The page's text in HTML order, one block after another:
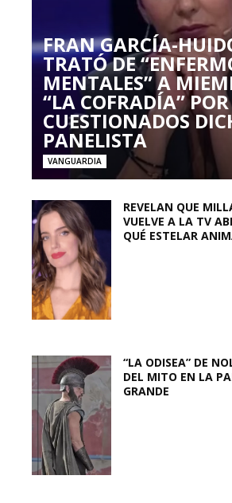
FRAN GARCÍA-
TRATÓ DE
MENTALES” A
“LA COFRADÍA” POR
CUESTIONADOS
PANELISTA
VANGUARDIA
REVELAN QUE
VUELVE A LA TV
QUÉ ESTELAR
“LA ODISEA” DE
DEL MITO EN LA
GRANDE